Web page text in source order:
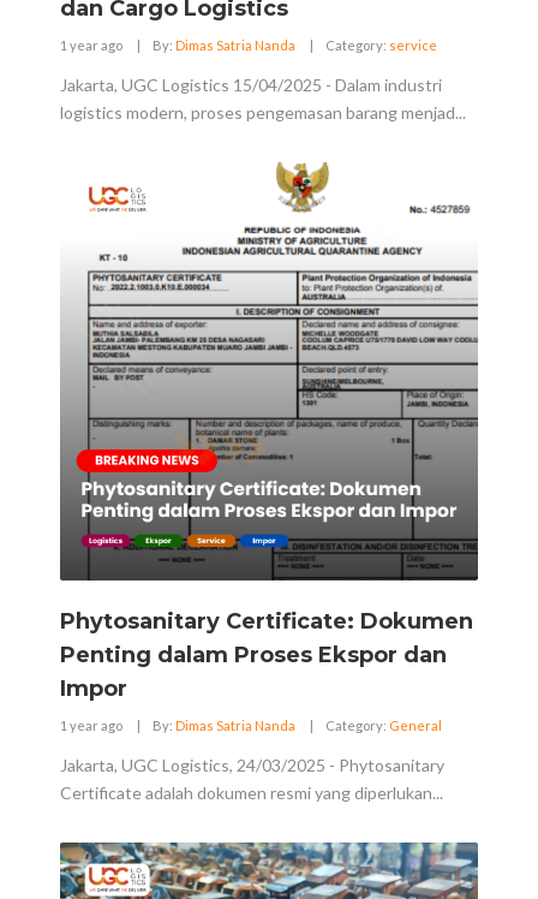
dan Cargo Logistics
1 year ago | By: Dimas Satria Nanda | Category: service
Jakarta, UGC Logistics 15/04/2025 - Dalam industri
logistics modern, proses pengemasan barang menjad...
Phytosanitary Certificate: Dokumen
Penting dalam Proses Ekspor dan
Impor
1 year ago | By: Dimas Satria Nanda | Category: General
Jakarta, UGC Logistics, 24/03/2025 - Phytosanitary
Certificate adalah dokumen resmi yang diperlukan...